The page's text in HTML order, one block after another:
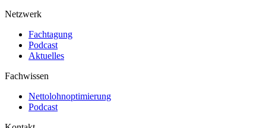
Netzwerk
Fachtagung
Podcast
Aktuelles
Fachwissen
Nettolohnoptimierung
Podcast